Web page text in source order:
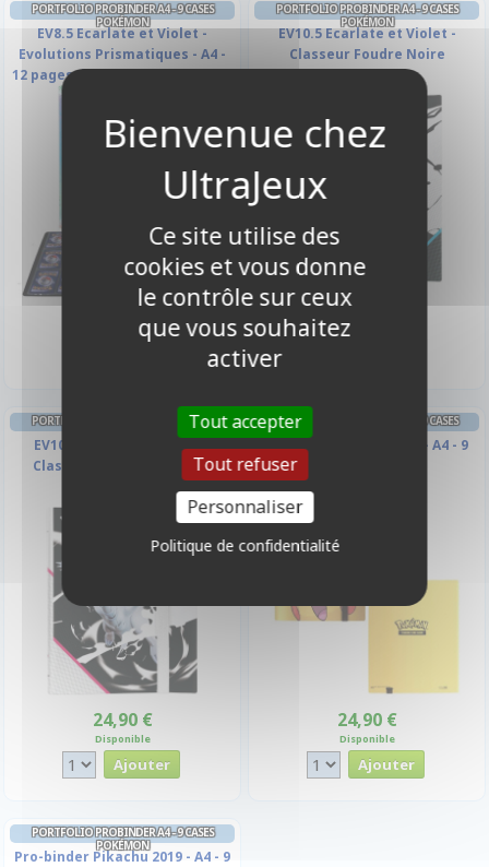
PORTFOLIO PROBINDER A4 - 9 CASES
POKÉMON
EV8.5 Ecarlate et Violet -
Evolutions Prismatiques - A4 -
12 pages de 9 cases (396 cartes)
24,90 €
Disponible
PORTFOLIO PROBINDER A4 - 9 CASES
POKÉMON
EV10.5 Ecarlate et Violet -
Classeur Foudre Noire
24,90 €
Disponible
PORTFOLIO PROBINDER A4 - 9 CASES
EV10.5 Ecarlate et Violet -
Classeur Flamme Blanche
24,90 €
Disponible
PORTFOLIO PROBINDER A4 - 9 CASES
PRO-BINDER - Pikachu - A4 - 9
24,90 €
Disponible
PORTFOLIO PROBINDER A4 - 9 CASES
POKÉMON
Pro-binder Pikachu 2019 - A4 - 9
Ce site utilise des
cookies et vous donne
le contrôle sur ceux
que vous souhaitez
activer
Tout accepter
Tout refuser
Personnaliser
Politique de confidentialité